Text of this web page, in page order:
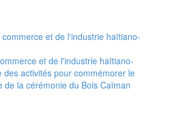
et de l'industrie haïtiano-
des activités pour commémorer le
de la cérémonie du Bois Caïman